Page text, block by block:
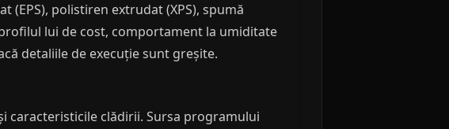
(EPS), polistiren extrudat (XPS), spumă
lui de cost, comportament la umiditate
detaliile de execuție sunt greșite.
caracteristicile clădirii. Sursa programului